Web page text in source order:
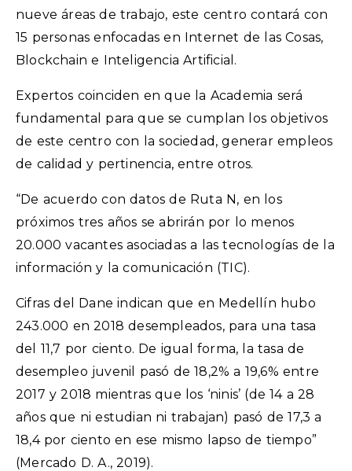
nueve áreas de trabajo, este centro contará con
15 personas enfocadas en Internet de las Cosas,
Blockchain e Inteligencia Artificial.
Expertos coinciden en que la Academia será
fundamental para que se cumplan los objetivos
de este centro con la sociedad, generar empleos
de calidad y pertinencia, entre otros.
“De acuerdo con datos de Ruta N, en los
próximos tres años se abrirán por lo menos
20.000 vacantes asociadas a las tecnologías de la
información y la comunicación (TIC).
Cifras del Dane indican que en Medellín hubo
243.000 en 2018 desempleados, para una tasa
del 11,7 por ciento. De igual forma, la tasa de
desempleo juvenil pasó de 18,2% a 19,6% entre
2017 y 2018 mientras que los ‘ninis’ (de 14 a 28
años que ni estudian ni trabajan) pasó de 17,3 a
18,4 por ciento en ese mismo lapso de tiempo”
(Mercado D. A., 2019).